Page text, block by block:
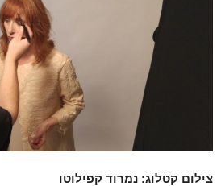
צילום קטלוג: נמרוד קפילוטו